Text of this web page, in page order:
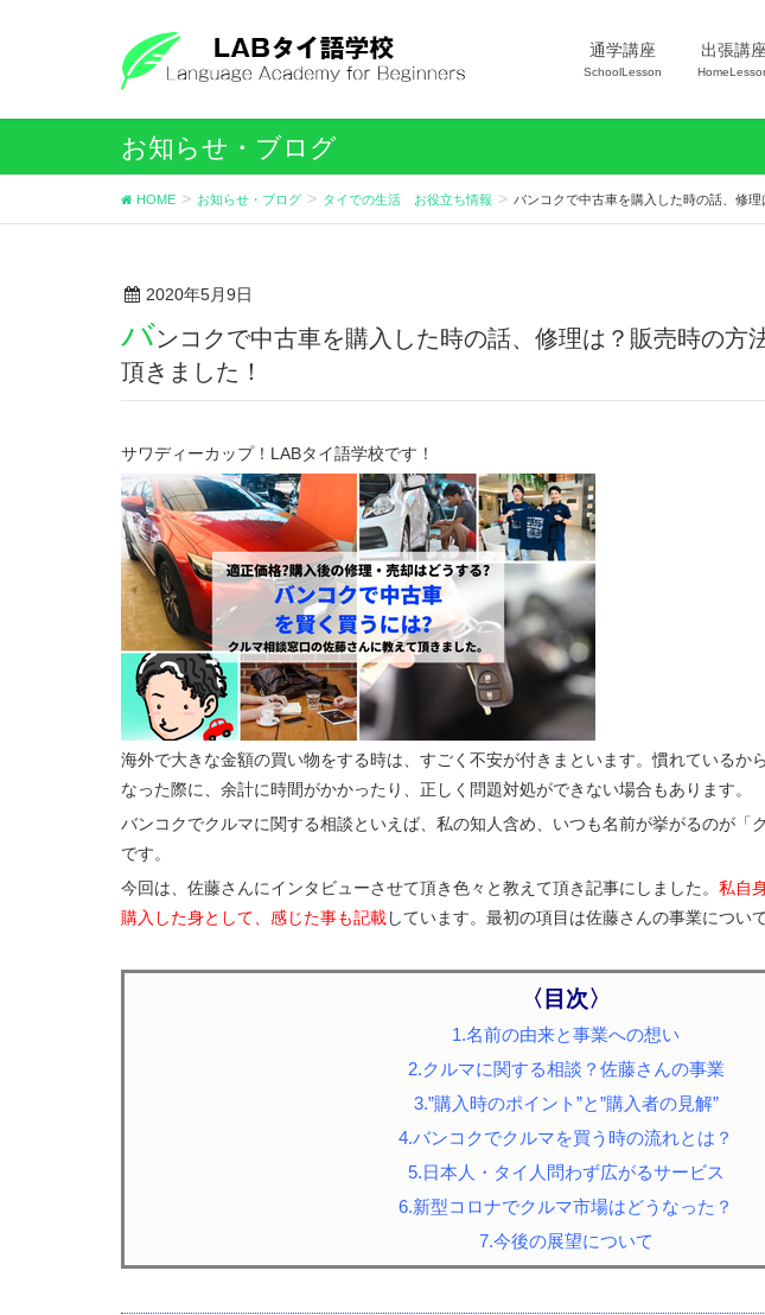
通学講座
SchoolLesson
出張講座
お知らせ・ブログ
HOME お知らせ・ブログ タイでの生活 お役立ち情報 バンコクで中古車を購入した時の話、修
2020年5月9日
バンコクで中古車を購入した時の話、修理は？販売時の方
頂きました！
サワディーカップ！LABタイ語学校です！
海外で大きな金額の買い物をする時は、すごく不安が付きまといます。慣れているか
なった際に、余計に時間がかかったり、正しく問題対処ができない場合もあります。
バンコクでクルマに関する相談といえば、私の知人含め、いつも名前が挙がるのが「
です。
今回は、佐藤さんにインタビューさせて頂き色々と教えて頂き記事にしました。 私自
購入した身として、感じた事も記載しています。最初の項目は佐藤さんの事業につい
〈目次〉
1.名前の由来と事業への想い
2.クルマに関する相談？佐藤さんの事業
3.”購入時のポイント”と”購入者の見解”
4.バンコクでクルマを買う時の流れとは？
5.日本人・タイ人問わず広がるサービス
6.新型コロナでクルマ市場はどうなった？
7.今後の展望について